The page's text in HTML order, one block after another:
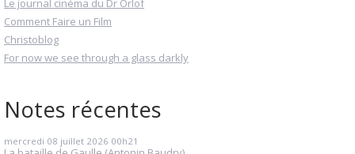
Le journal cinéma du Dr Orlof
Comment Faire un Film
Christoblog
For now we see through a glass darkly
Notes récentes
mercredi 08 juillet 2026 00h21